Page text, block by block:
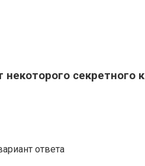
ответа